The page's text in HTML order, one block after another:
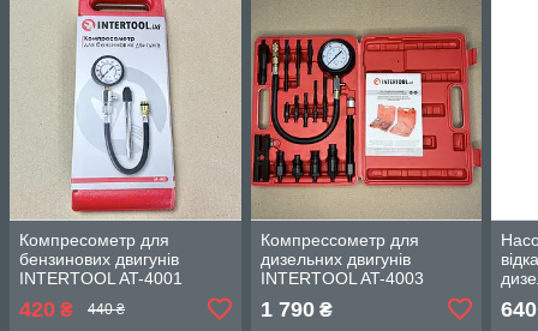
Компресометр для
бензинових двигунів
INTERTOOL AT-4001
420 ₴ 440 ₴
Компрессометр для
дизельних двигунів
INTERTOOL AT-4003
1 790₴ 640